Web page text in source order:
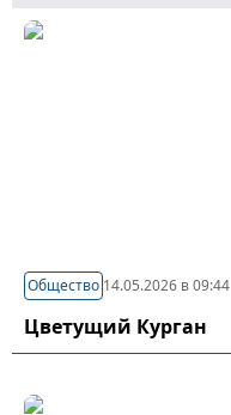
Общество 14.05.2026 в 09:44
Цветущий Курган